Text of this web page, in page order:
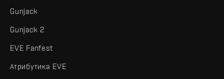
Gunjack
Gunjack 2
EVE Fanfest
Атрибутика EVE